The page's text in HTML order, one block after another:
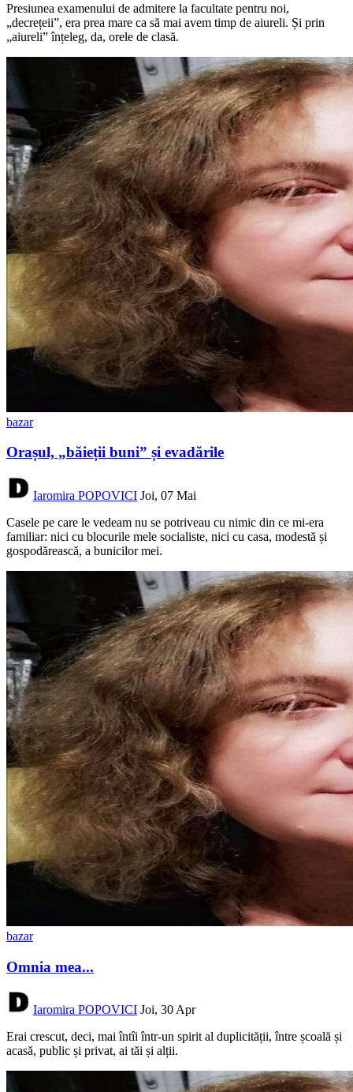
Presiunea examenului de admitere la facultate pentru noi,
„decrețeii”, era prea mare ca să mai avem timp de aiureli. Și prin
„aiureli” înțeleg, da, orele de clasă.
bazar
Orașul, „băieții buni” și evadările
Iaromira POPOVICI Joi, 07 Mai
Casele pe care le vedeam nu se potriveau cu nimic din ce mi-era
familiar: nici cu blocurile mele socialiste, nici cu casa, modestă și
gospodărească, a bunicilor mei.
bazar
Omnia mea...
Iaromira POPOVICI Joi, 30 Apr
Erai crescut, deci, mai întîi într-un spirit al duplicității, între școală și
acasă, public și privat, ai tăi și alții.